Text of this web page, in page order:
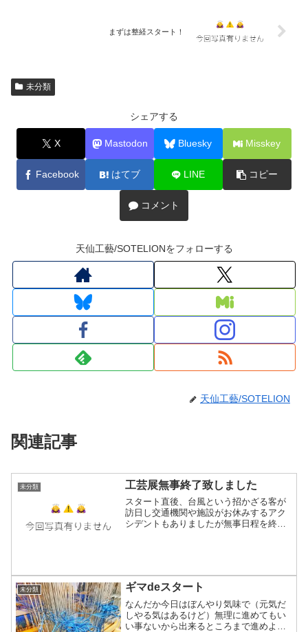
まずは整経スタート！
未分類
シェアする
X Mastodon Bluesky Misskey
Facebook はてブ LINE コピー
コメント
天仙工藝/SOTELIONをフォローする
天仙工藝/SOTELION
関連記事
未分類 工芸展無事終了致しました
スタート直後、台風という招かざる客が
訪日し交通機関や施設がお休みするアク
シデントもありましたが無事日程を終え
未分類 ギマdeスタート
なんだか今日はぼんやり気味で（元気だ
しやる気はあるけど）無理に進めてもい
い事ないから出来るところまで進めよう